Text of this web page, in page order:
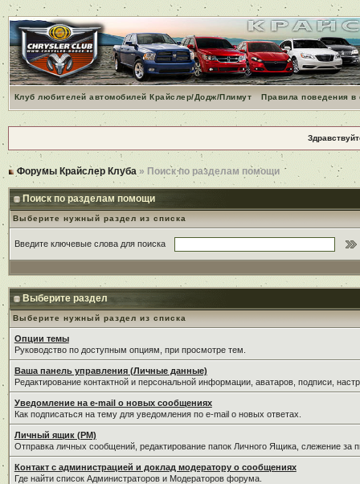
Клуб любителей автомобилей Крайслер/Додж/Плимут Правила поведения
Форумы Крайслер Клуба » Поиск по разделам помощи
Поиск по разделам помощи
Выберите нужный раздел из списка
Введите ключевые слова для поиска
Выберите раздел
Выберите нужный раздел из списка
Опции темы
Руководство по доступным опциям, при просмотре тем.
Ваша панель управления (Личные данные)
Редактирование контактной и персональной информации, аватаров, подписи,
Уведомление на e-mail о новых сообщениях
Как подписаться на тему для уведомления по e-mail о новых ответах.
Личный ящик (PM)
Отправка личных сообщений, редактирование папок Личного Ящика, слежение
Контакт с администрацией и доклад модератору о сообщениях
Где найти список Администраторов и Модераторов форума.